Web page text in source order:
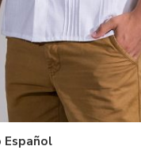
Español